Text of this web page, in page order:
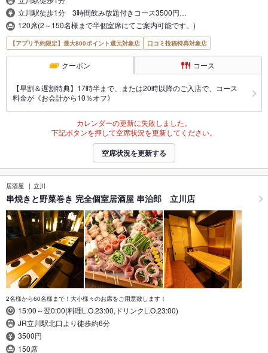
立川駅徒歩1分 3時間飲み放題付きコース3500円…
120席(2～150名様まで半個室席にてご案内可能です。)
【アプリ予約限定】最大800ポイント還元対象店 口コミ投稿特典対象店
クーポン コース
【早割＆遅割特典】17時半まで、または20時以降のご入店で、コース
料金が《お会計から10％オフ》
カレンダーの更新に失敗しました。
下記ボタンを押して空席状況を更新してください。
空席状況を更新する
居酒屋 立川
串焼きと野菜巻き 完全個室居酒屋 串治郎 立川店
2名様から60名様まで！大小様々のお席をご用意致します！
15:00～翌0:00(料理L.O.23:00,ドリンクL.O.23:00)
JR立川駅北口より徒歩約6分
3500円
150席